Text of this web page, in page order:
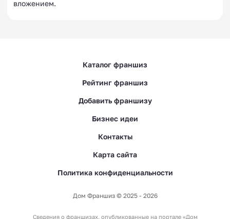
вложением.
Каталог франшиз
Рейтинг франшиз
Добавить франшизу
Бизнес идеи
Контакты
Карта сайта
Политика конфиденциальности
Дом Франшиз © 2025 - 2026